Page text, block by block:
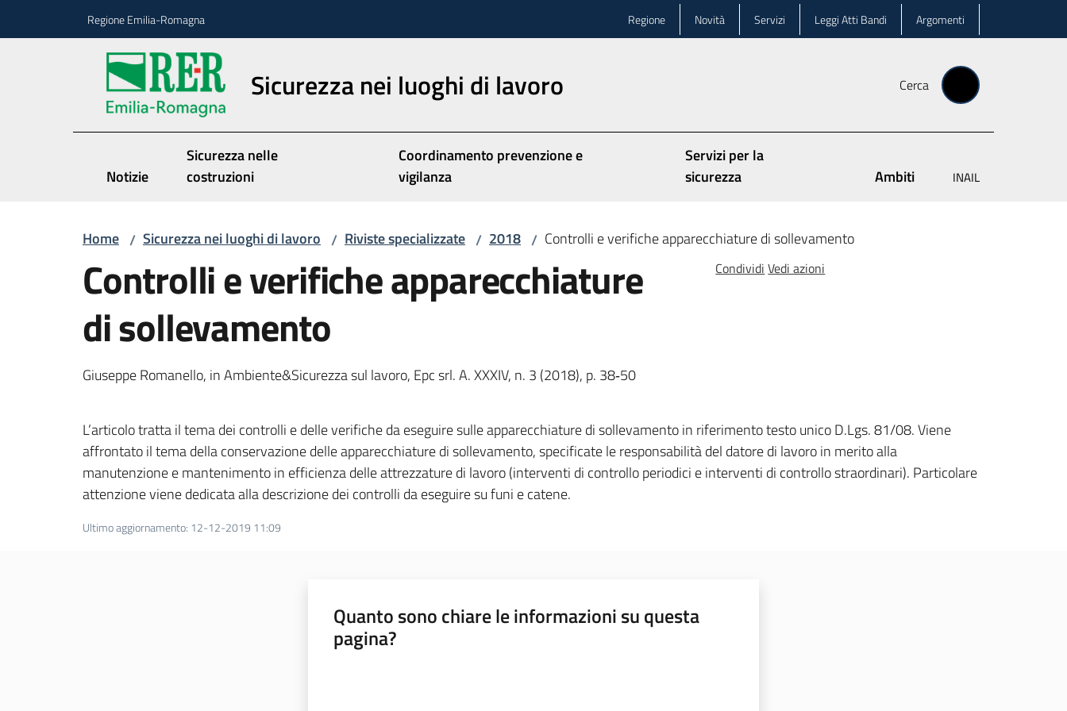
Regione Emilia-Romagna Regione Novità Servizi Leggi Atti Bandi Argomenti
Sicurezza nei luoghi di lavoro Cerca
Notizie
Sicurezza nelle
costruzioni
Coordinamento prevenzione e
vigilanza
Servizi per la
sicurezza
Ambiti INAIL
Home / Sicurezza nei luoghi di lavoro / Riviste specializzate / 2018 / Controlli e verifiche apparecchiature di sollevamento
Controlli e verifiche apparecchiature
di sollevamento
Giuseppe Romanello, in Ambiente&Sicurezza sul lavoro, Epc srl. A. XXXIV, n. 3 (2018), p. 38‐50
Condividi Vedi azioni
L’articolo tratta il tema dei controlli e delle verifiche da eseguire sulle apparecchiature di sollevamento in riferimento testo unico D.Lgs. 81/08. Viene
affrontato il tema della conservazione delle apparecchiature di sollevamento, specificate le responsabilità del datore di lavoro in merito alla
manutenzione e mantenimento in efficienza delle attrezzature di lavoro (interventi di controllo periodici e interventi di controllo straordinari). Particolare
attenzione viene dedicata alla descrizione dei controlli da eseguire su funi e catene.
Ultimo aggiornamento: 12-12-2019 11:09
Quanto sono chiare le informazioni su questa
pagina?